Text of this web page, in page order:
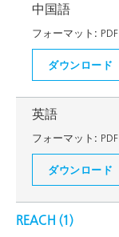
中国語
フォーマット: PDF
ダウンロード
英語
フォーマット: PDF
ダウンロード
REACH (1)